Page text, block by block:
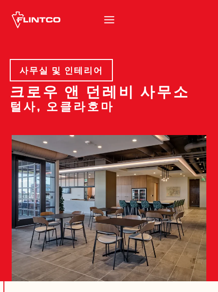
사무실 및 인테리어
크로우 앤 던레비 사무소
털사, 오클라호마